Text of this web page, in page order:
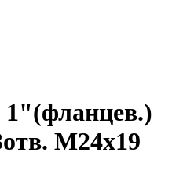
1"(фланцев.)
М24х19